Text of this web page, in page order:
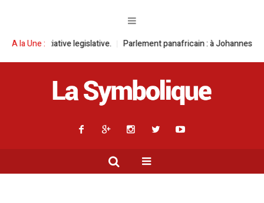
A la Une :
legislative. Parlement panafricain : à Johannesburg, Aimé Boji